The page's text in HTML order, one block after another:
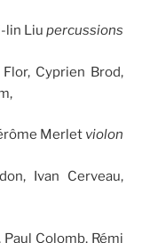
lin Liu percussions
Cyprien Brod,
Merlet violon
Ivan Cerveau,
Colomb, Rémi